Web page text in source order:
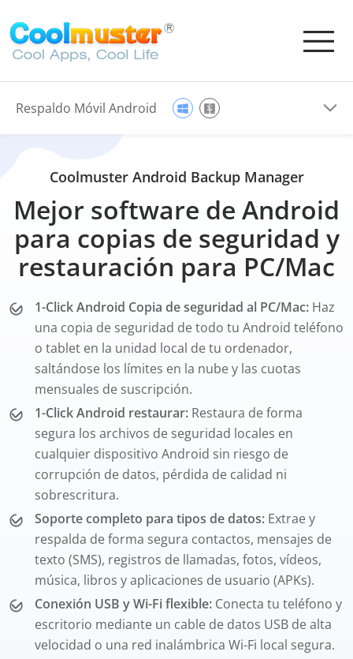
Respaldo Móvil Android
Coolmuster Android Backup Manager
Mejor software de Android
para copias de seguridad y
restauración para PC/Mac
1-Click Android Copia de seguridad al PC/Mac: Haz
una copia de seguridad de todo tu Android teléfono
o tablet en la unidad local de tu ordenador,
saltándose los límites en la nube y las cuotas
mensuales de suscripción.
1-Click Android restaurar: Restaura de forma
segura los archivos de seguridad locales en
cualquier dispositivo Android sin riesgo de
corrupción de datos, pérdida de calidad ni
sobrescritura.
Soporte completo para tipos de datos: Extrae y
respalda de forma segura contactos, mensajes de
texto (SMS), registros de llamadas, fotos, vídeos,
música, libros y aplicaciones de usuario (APKs).
Conexión USB y Wi-Fi flexible: Conecta tu teléfono y
escritorio mediante un cable de datos USB de alta
velocidad o una red inalámbrica Wi-Fi local segura.